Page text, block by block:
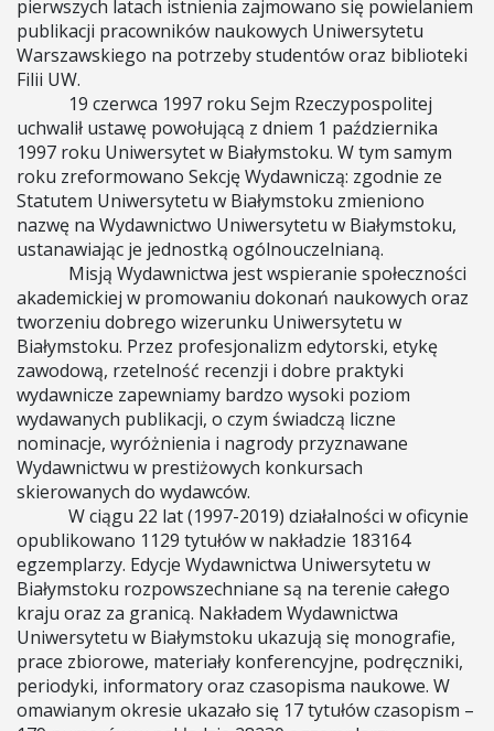
pierwszych latach istnienia zajmowano się powielaniem
publikacji pracowników naukowych Uniwersytetu
Warszawskiego na potrzeby studentów oraz biblioteki
Filii UW.
19 czerwca 1997 roku Sejm Rzeczypospolitej
uchwalił ustawę powołującą z dniem 1 października
1997 roku Uniwersytet w Białymstoku. W tym samym
roku zreformowano Sekcję Wydawniczą: zgodnie ze
Statutem Uniwersytetu w Białymstoku zmieniono
nazwę na Wydawnictwo Uniwersytetu w Białymstoku,
ustanawiając je jednostką ogólnouczelnianą.
Misją Wydawnictwa jest wspieranie społeczności
akademickiej w promowaniu dokonań naukowych oraz
tworzeniu dobrego wizerunku Uniwersytetu w
Białymstoku. Przez profesjonalizm edytorski, etykę
zawodową, rzetelność recenzji i dobre praktyki
wydawnicze zapewniamy bardzo wysoki poziom
wydawanych publikacji, o czym świadczą liczne
nominacje, wyróżnienia i nagrody przyznawane
Wydawnictwu w prestiżowych konkursach
skierowanych do wydawców.
W ciągu 22 lat (1997-2019) działalności w oficynie
opublikowano 1129 tytułów w nakładzie 183164
egzemplarzy. Edycje Wydawnictwa Uniwersytetu w
Białymstoku rozpowszechniane są na terenie całego
kraju oraz za granicą. Nakładem Wydawnictwa
Uniwersytetu w Białymstoku ukazują się monografie,
prace zbiorowe, materiały konferencyjne, podręczniki,
periodyki, informatory oraz czasopisma naukowe. W
omawianym okresie ukazało się 17 tytułów czasopism –